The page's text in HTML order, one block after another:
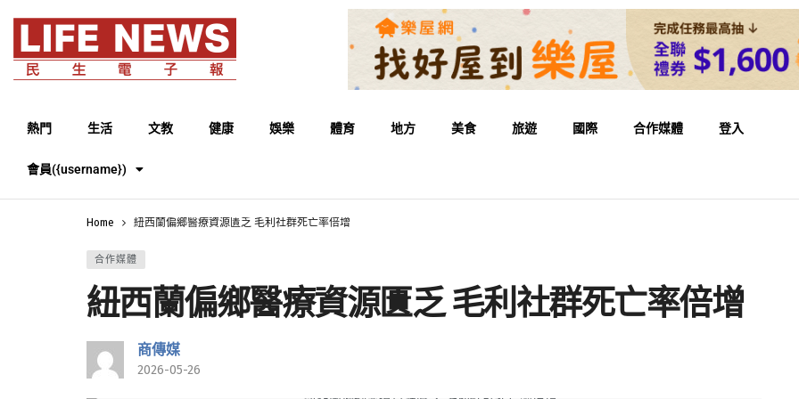
熱門 生活 文教 健康 娛樂 體育 地方 美食 旅遊 國際 合作媒體 登入
會員({username})
Home 紐西蘭偏鄉醫療資源匱乏 毛利社群死亡率倍增
合作媒體
紐西蘭偏鄉醫療資源匱乏 毛利社群死亡率倍增
商傳媒
2026-05-26